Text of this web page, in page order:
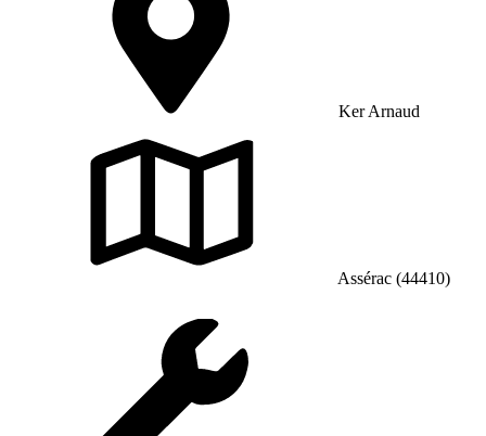
Ker Arnaud
Assérac (44410)